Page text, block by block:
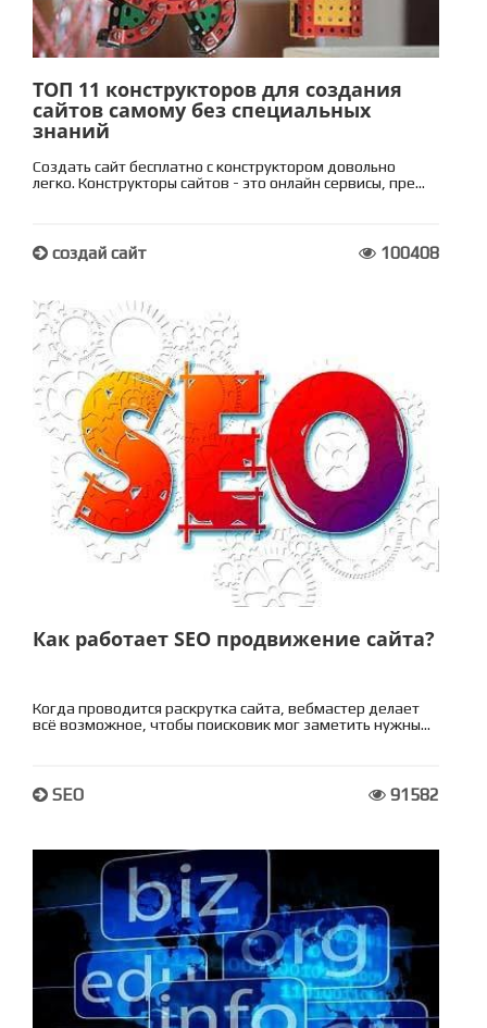
ТОП 11 конструкторов для создания
сайтов самому без специальных
знаний
Создать сайт бесплатно с конструктором довольно
легко. Конструкторы сайтов - это онлайн сервисы, пре...
создай сайт 100408
Как работает SEO продвижение сайта?
Когда проводится раскрутка сайта, вебмастер делает
всё возможное, чтобы поисковик мог заметить нужны...
SEO 91582